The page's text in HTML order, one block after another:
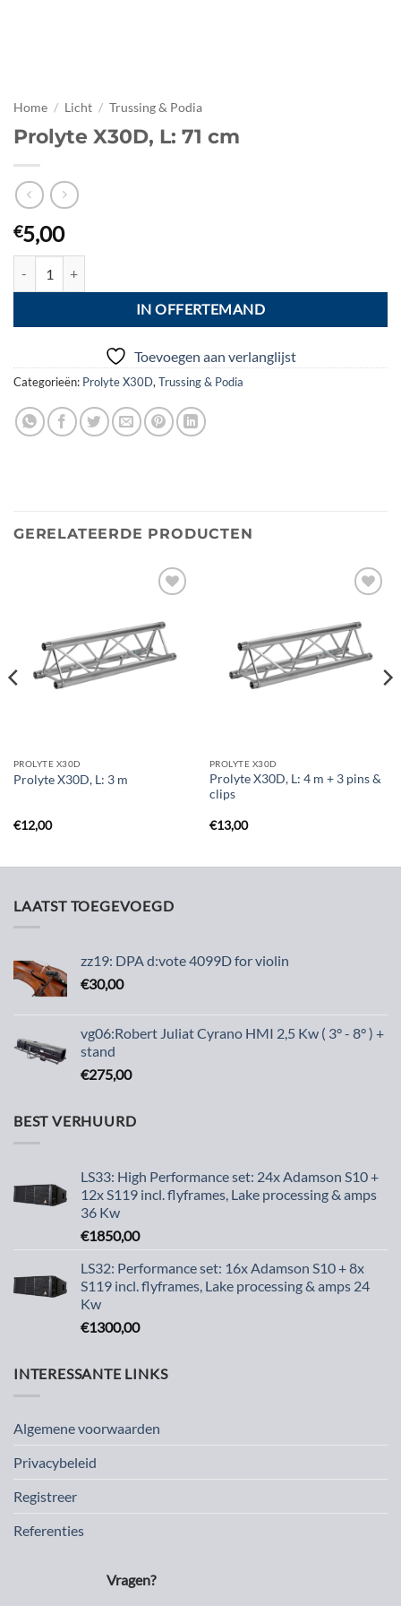
Home / Licht / Trussing & Podia
Prolyte X30D, L: 71 cm
€5,00
IN OFFERTEMAND
Toevoegen aan verlanglijst
Categorieën: Prolyte X30D,Trussing & Podia
GERELATEERDE PRODUCTEN
aan
verlanglijst
PROLYTE X30D
Prolyte X30D, L: 3 m
€12,00
aan
verlanglijst
PROLYTE X30D
Prolyte X30D, L: 4 m + 3 pins &
clips
€13,00
LAATST TOEGEVOEGD
zz19: DPA d:vote 4099D for violin
€30,00
vg06:Robert Juliat Cyrano HMI 2,5 Kw ( 3° - 8° ) +
stand
€275,00
BEST VERHUURD
LS33: High Performance set: 24x Adamson S10 +
12x S119 incl. flyframes, Lake processing & amps
36 Kw
€1850,00
LS32: Performance set: 16x Adamson S10 + 8x
S119 incl. flyframes, Lake processing & amps 24
Kw
€1300,00
INTERESSANTE LINKS
Algemene voorwaarden
Privacybeleid
Registreer
Referenties
Vragen?